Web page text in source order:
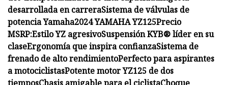
desarrollada en carreraSistema de válvulas de
potencia Yamaha2024 YAMAHA YZ125Precio
MSRP:Estilo YZ agresivoSuspensión KYB® líder en su
claseErgonomía que inspira confianzaSistema de
frenado de alto rendimientoPerfecto para aspirantes
a motociclistasPotente motor YZ125 de dos